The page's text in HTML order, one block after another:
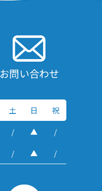
お問い合わせ
土 日 祝
/ ▲ /
/ ▲ /